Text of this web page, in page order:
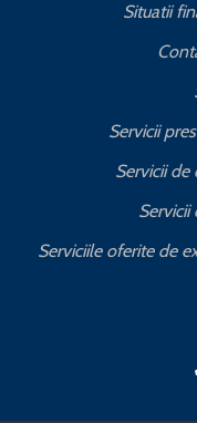
Situatii
Servicii
Servicii
Serviciile oferite de